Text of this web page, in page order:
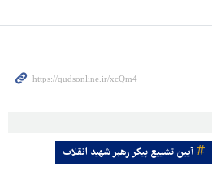
آیین تشییع پیکر رهبر شهید انقلاب